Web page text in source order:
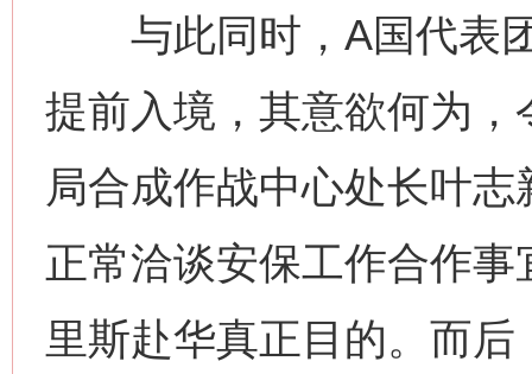
与此同时，A国代表团
提前入境，其意欲何为
局合成作战中心处长叶
正常洽谈安保工作合作
里斯赴华真正目的。而